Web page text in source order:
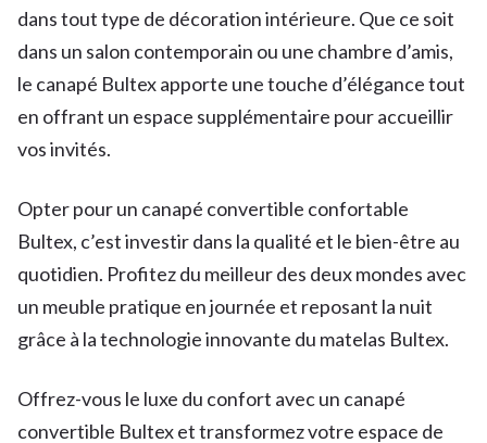
dans tout type de décoration intérieure. Que ce soit
dans un salon contemporain ou une chambre d’amis,
le canapé Bultex apporte une touche d’élégance tout
en offrant un espace supplémentaire pour accueillir
vos invités.
Opter pour un canapé convertible confortable
Bultex, c’est investir dans la qualité et le bien-être au
quotidien. Profitez du meilleur des deux mondes avec
un meuble pratique en journée et reposant la nuit
grâce à la technologie innovante du matelas Bultex.
Offrez-vous le luxe du confort avec un canapé
convertible Bultex et transformez votre espace de